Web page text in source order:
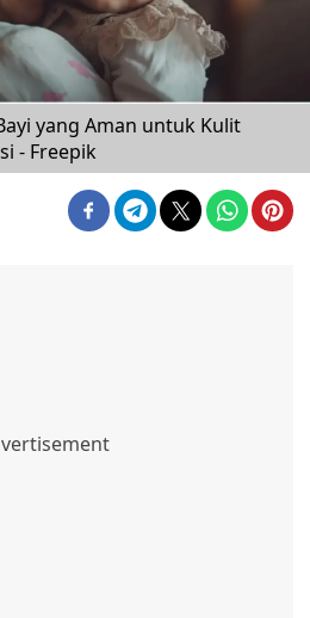
yang Aman untuk Kulit
- Freepik